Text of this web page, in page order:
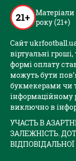
21+ Матеріали
року (21+)
Сайт
віртуальні
формі оплату
можуть бути
букмекерами чи
інформаційному
виключно в
УЧАСТЬ В
ЗАЛЕЖНІСТЬ.
ВІДПОВІДАЛЬНОЇ